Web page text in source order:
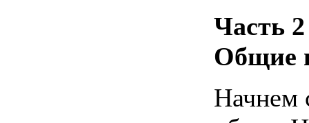
Часть 2
Общие
Начнем